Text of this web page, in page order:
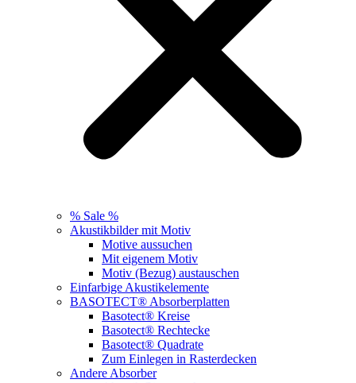
% Sale %
Akustikbilder mit Motiv
Motive aussuchen
Mit eigenem Motiv
Motiv (Bezug) austauschen
Einfarbige Akustikelemente
BASOTECT® Absorberplatten
Basotect® Kreise
Basotect® Rechtecke
Basotect® Quadrate
Zum Einlegen in Rasterdecken
Andere Absorber